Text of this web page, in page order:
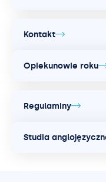
Kontakt
Opiekunowie roku
Regulaminy
Studia